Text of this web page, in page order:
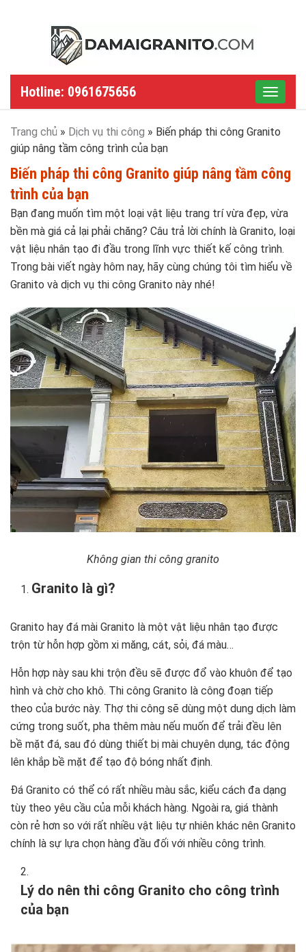
Hotline: 0961675656
Toggle
Trang chủ » Dịch vụ thi công » Biến pháp thi công Granito
giúp nâng tầm công trình của bạn
Biến pháp thi công Granito giúp nâng tầm công
trình của bạn
Bạn đang muốn tìm một loại vật liệu trang trí vừa đẹp, vừa
bền mà giá cả lại phải chăng? Câu trả lời chính là Granito, loại
vật liệu nhân tạo đi đầu trong lĩnh vực thiết kế công trình.
Trong bài viết ngày hôm nay, hãy cùng chúng tôi tìm hiểu về
Granito và dịch vụ thi công Granito này nhé!
Không gian thi công granito
Granito là gì?
Granito hay đá mài Granito là một vật liệu nhân tạo được
trộn từ hỗn hợp gồm xi măng, cát, sỏi, đá màu…
Hỗn hợp này sau khi trộn đều sẽ được đổ vào khuôn để tạo
hình và chờ cho khô. Thi công Granito là công đoạn tiếp
theo của bước này. Thợ thi công sẽ dùng một dung dịch làm
cứng trong suốt, pha thêm màu nếu muốn để trải đều lên
bề mặt đá, sau đó dùng thiết bị mài chuyên dụng, tác động
lên khắp bề mặt để tạo độ bóng nhất định.
Đá Granito có thể có rất nhiều màu sắc, kiểu cách đa dạng
tùy theo yêu cầu của mỗi khách hàng. Ngoài ra, giá thành
còn rẻ hơn so với rất nhiều vật liệu tự nhiên khác nên Granito
chính là sự lựa chọn hàng đầu đối với nhiều công trình.
Lý do nên thi công Granito cho công trình
của bạn